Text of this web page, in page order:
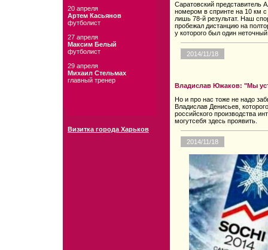
20 апреля
Артем Касьянов
футболист
27 апреля
Максим Белый
футболист
29 апреля
Михаил Стельмах
главный тренер
Визитка города Харьков
Саратовский представитель
номером в спринте на 10 км
лишь 78-й результат. Наш
пробежал дистанцию на
у которого был один
2014/11/18
Владислав Южаков: "Мы
Но и про нас тоже не надо
Владислав Денисьев,
российского производства
могутсебя здесь проявить.
2014/11/18